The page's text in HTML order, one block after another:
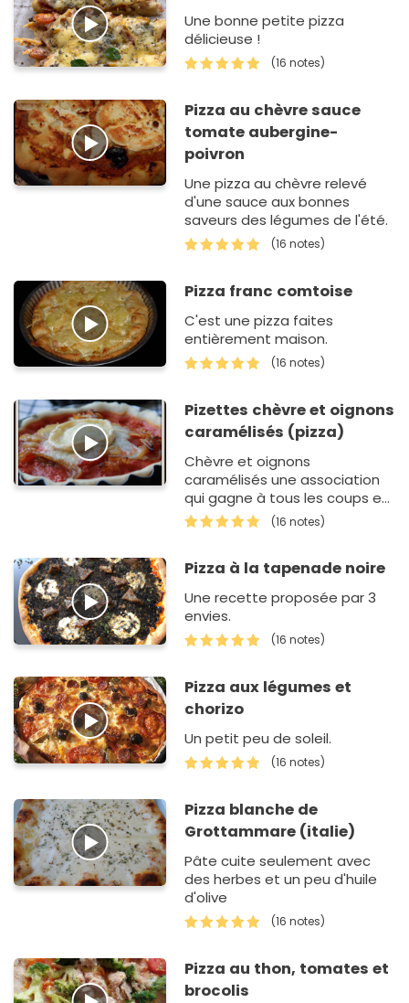
Une bonne petite pizza
délicieuse !
(16 notes)
Pizza au chèvre sauce
tomate aubergine-
poivron
Une pizza au chèvre relevé
d'une sauce aux bonnes
saveurs des légumes de l'été.
(16 notes)
Pizza franc comtoise
C'est une pizza faites
entièrement maison.
(16 notes)
Pizettes chèvre et oignons
caramélisés (pizza)
Chèvre et oignons
caramélisés une association
qui gagne à tous les coups et
chez nous, on adore !
(16 notes)
Pizza à la tapenade noire
Une recette proposée par 3
envies.
(16 notes)
Pizza aux légumes et
chorizo
Un petit peu de soleil.
(16 notes)
Pizza blanche de
Grottammare (italie)
Pâte cuite seulement avec
des herbes et un peu d'huile
d'olive
(16 notes)
Pizza au thon, tomates et
brocolis